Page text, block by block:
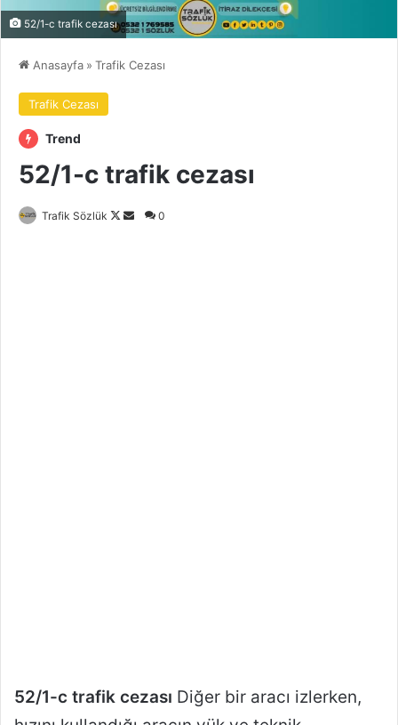
52/1-c trafik cezası
Anasayfa » Trafik Cezası
Trafik Cezası
Trend
52/1-c trafik cezası
Trafik Sözlük
Follow
Bir
0
52/1-c trafik cezası Diğer bir aracı izlerken,